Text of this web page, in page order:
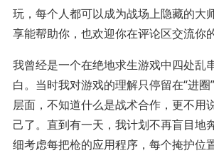
玩，每个人都可以成为战场上隐藏的大
享能帮助你，也欢迎你在评论区交流你
我曾经是一个在绝地求生游戏中四处乱
白。当时我对游戏的理解只停留在“进圈
层面，不知道什么是战术合作，更不用
己了。直到有一天，我计划不再盲目地
细考虑每把枪的应用程序，每个掩护位